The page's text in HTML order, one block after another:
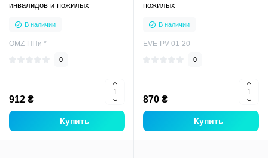
инвалидов и пожилых
В наличии
OMZ-ППи *
0
912 ₴
Купить
пожилых
В наличии
EVE-PV-01-20
0
870 ₴
Купить